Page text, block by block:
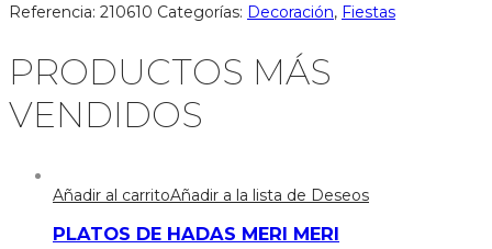
Referencia: 210610 Categorías: Decoración, Fiestas
PRODUCTOS MÁS
VENDIDOS
Añadir al carritoAñadir a la lista de Deseos
PLATOS DE HADAS MERI MERI